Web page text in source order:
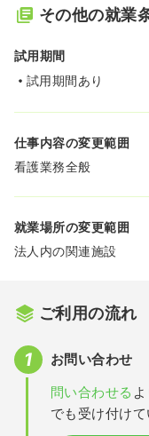
その他の就業
試用期間
試用期間あり
仕事内容の変更範囲
看護業務全般
就業場所の変更範囲
法人内の関連施設
ご利用の流れ
お問い合わせ
問い合わせる
でも受け付けて